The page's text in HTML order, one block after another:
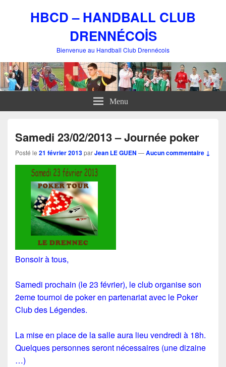
HBCD – HANDBALL CLUB
DRENNÉCOİS
Bienvenue au Handball Club Drennécois
Menu
Samedi 23/02/2013 – Journée poker
Posté le 21 février 2013parJean LE GUEN —Aucun commentaire ↓
Bonsoir à tous,
Samedi prochain (le 23 février), le club organise son
2eme tournoi de poker en partenariat avec le Poker
Club des Légendes.
La mise en place de la salle aura lieu vendredi à 18h.
Quelques personnes seront nécessaires (une dizaine
…)